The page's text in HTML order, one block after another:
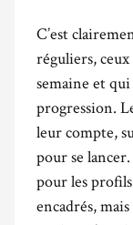
C’est
réguliers,
semaine et
progression.
leur compte,
pour se
pour les
encadrés,